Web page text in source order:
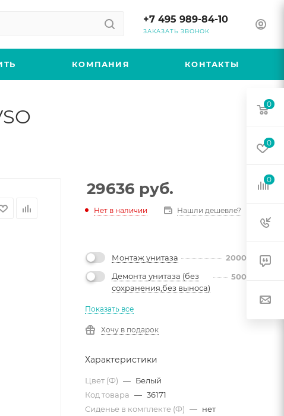
+7 495 989-84-10
ЗАКАЗАТЬ ЗВОНОК
КОМПАНИЯ КОНТАКТЫ
29636 руб.
Нет в наличии Нашли дешевле?
Монтаж унитаза 2000 руб.
Демонта унитаза (без
сохранения,без выноса)
500
Показать все
Хочу в подарок
Характеристики
Цвет (Ф) — Белый
Код товара — 36171
Сиденье в комплекте (Ф) — нет
0
0
0